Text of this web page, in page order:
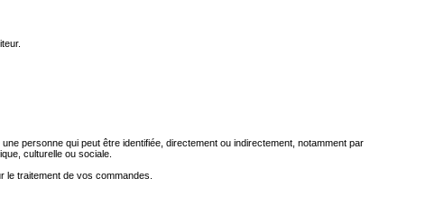
personne qui peut être identifiée, directement ou indirectement, notamment par
culturelle ou sociale.
le traitement de vos commandes.